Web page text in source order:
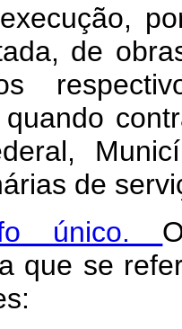
de
de
único.
que se